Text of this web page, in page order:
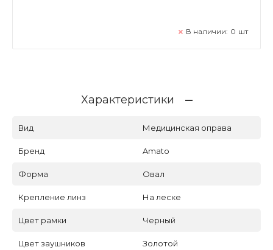
В наличии: 0 шт
Характеристики
Вид Медицинская оправа
Бренд Amato
Форма Овал
Крепление линз На леске
Цвет рамки Черный
Цвет заушников Золотой